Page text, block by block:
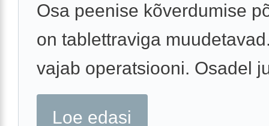
Osa peenise kõverdumise
on tablettraviga
vajab operatsiooni. Osadel
Loe edasi